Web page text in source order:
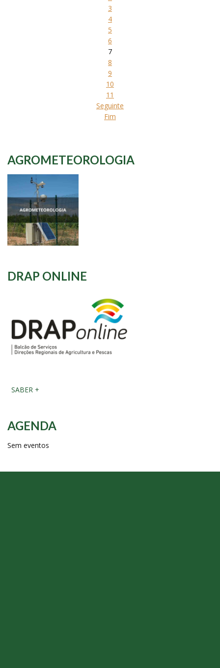
3
4
5
6
7
8
9
10
11
Seguinte
Fim
AGROMETEOROLOGIA
DRAP ONLINE
SABER +
AGENDA
Sem eventos